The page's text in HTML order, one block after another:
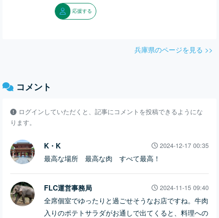
応援する
兵庫県のページを見る >>
コメント
ログインしていただくと、記事にコメントを投稿できるようにな
ります。
K・K 2024-12-17 00:35
最高な場所 最高な肉 すべて最高！
FLC運営事務局 2024-11-15 09:40
全席個室でゆったりと過ごせそうなお店ですね。牛肉
入りのポテトサラダがお通しで出てくると、料理への